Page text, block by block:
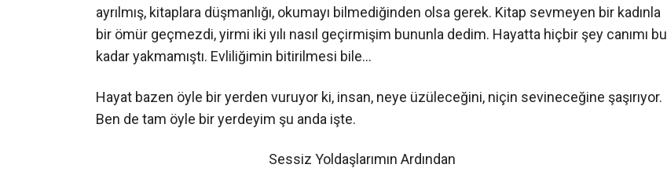
ayrılmış, kitaplara düşmanlığı, okumayı bilmediğinden olsa gerek. Kitap sevmeyen bir kadınla
bir ömür geçmezdi, yirmi iki yılı nasıl geçirmişim bununla dedim. Hayatta hiçbir şey canımı bu
kadar yakmamıştı. Evliliğimin bitirilmesi bile…
Hayat bazen öyle bir yerden vuruyor ki, insan, neye üzüleceğini, niçin sevineceğine şaşırıyor.
Ben de tam öyle bir yerdeyim şu anda işte.
Sessiz Yoldaşlarımın Ardından